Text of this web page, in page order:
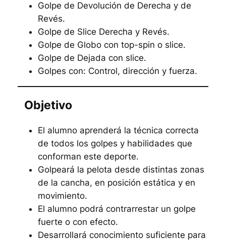
Golpe de Devolución de Derecha y de
Revés.
Golpe de Slice Derecha y Revés.
Golpe de Globo con top-spin o slice.
Golpe de Dejada con slice.
Golpes con: Control, dirección y fuerza.
Objetivo
El alumno aprenderá la técnica correcta
de todos los golpes y habilidades que
conforman este deporte.
Golpeará la pelota desde distintas zonas
de la cancha, en posición estática y en
movimiento.
El alumno podrá contrarrestar un golpe
fuerte o con efecto.
Desarrollará conocimiento suficiente para